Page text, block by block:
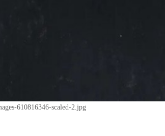
610816346-scaled-2.jpg